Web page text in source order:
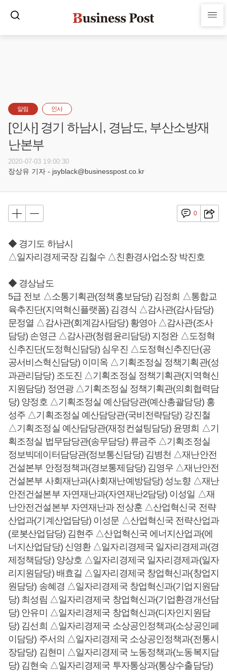
알림 인사
[인사] 경기 하남시, 경남도, 부산소방재
난본부
2020-07-03 19:00:30
장상유 기자 - jsyblack@businesspost.co.kr
0
◆ 경기도 하남시
△일자리경제국장 김철수 △친환경사업소장 박진호
◆ 경상남도
5급 전보 △소통기획관(정책홍보담당) 김정희 △통합교
육추진단(지역혁신플랫폼) 김경식 △감사관(감사담당)
문정열 △감사관(회계감사담당) 황영아 △감사관(조사
담당) 손영근 △감사관(청렴윤리담당) 지정완 △도정혁
신추진단(도정혁신담당) 심우진 △도정혁신추진단(공
공서비스혁신담당) 이미옥 △기획조정실 정책기획관(성
과관리담당) 조도진 △기획조정실 정책기획관(지역혁신
지원담당) 정연광 △기획조정실 정책기획관(의회협력담
당) 양정호 △기획조정실 예산담당관(예산총괄담당) 홍
성주 △기획조정실 예산담당관(국비전략담당) 강진철
△기획조정실 예산담당관(재정컨설팅담당) 윤명희 △기
획조정실 법무담당관(송무담당) 류금주 △기획조정실
정보빅데이터담당관(정보통신담당) 김병천 △재난안전
건설본부 안정정책과(경보통제담당) 김영우 △재난안전
건설본부 사회재난과(사회재난예방담당) 성노향 △재난
안전건설본부 자연재난과(자연재난2담당) 이성일 △재
난안전건설본부 자연재난과 전상훈 △산업혁신국 전략
산업과(기계산업담당) 이성문 △산업혁신국 전략산업과
(로봇산업담당) 김현주 △산업혁신국 에너지산업과(에
너지산업담당) 신영환 △일자리경제국 일자리경제과(경
제정책담당) 양상호 △일자리경제국 일자리경제과(일자
리지원담당) 배효길 △일자리경제국 창업혁신과(창업지
원담당) 송혜경 △일자리경제국 창업혁신과(기업지원담
당) 최성림 △일자리경제국 창업혁신과(기업환경개선담
당) 안유미 △일자리경제국 창업혁신과(디자인지원담
당) 김선희 △일자리경제국 소상공인정책과(소상공인페
이담당) 주서의 △일자리경제국 소상공인정책과(전통시
장담당) 김현미 △일자리경제국 노동정책과(노동복지담
당) 김현숙 △일자리경제국 투자통상과(통상수출담당)